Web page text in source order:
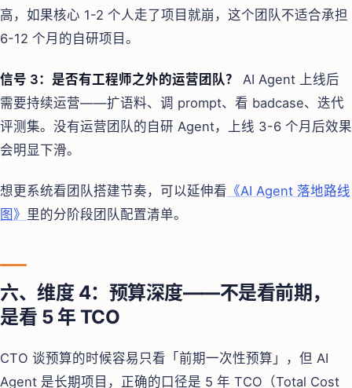
高，如果核心 1-2 个人走了项目就崩，这个团队不适合承担
6-12 个月的自研项目。
信号 3：是否有工程师之外的运营团队？
AI Agent 上线后
需要持续运营——扩语料、调 prompt、看 badcase、迭代
评测集。没有运营团队的自研 Agent，上线 3-6 个月后效果
会明显下滑。
想更系统看团队搭建节奏，可以延伸看 《AI Agent 落地路线
图》 里的分阶段团队配置清单。
六、维度 4：预算深度——不是看前期，
是看 5 年 TCO
CTO 谈预算的时候容易只看「前期一次性预算」，但 AI
Agent 是长期项目，正确的口径是 5 年 TCO（Total Cost